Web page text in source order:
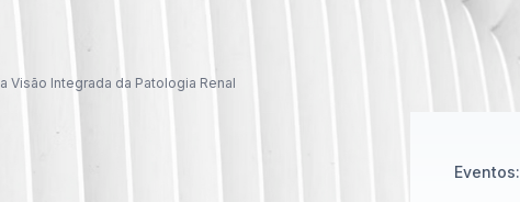
Visão Integrada da Patologia Renal
Eventos: